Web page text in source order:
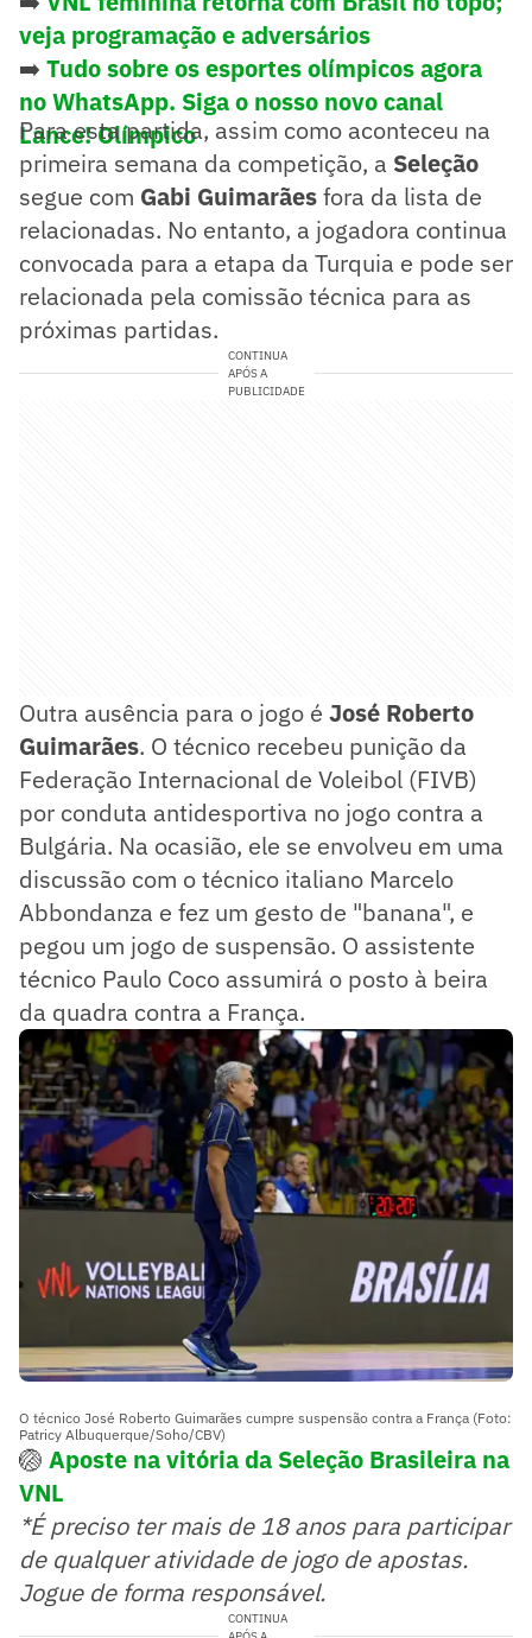
veja programação e adversários
➡️ Tudo sobre os esportes olímpicos agora
no WhatsApp. Siga o nosso novo canal
Lance! Olímpico
Para esta partida, assim como aconteceu na
primeira semana da competição, a Seleção
segue com Gabi Guimarãesfora da lista de
relacionadas. No entanto, a jogadora continua
convocada para a etapa da Turquia e pode ser
relacionada pela comissão técnica para as
próximas partidas.
CONTINUA
APÓS A
PUBLICIDADE
Outra ausência para o jogo é José Roberto
Guimarães. O técnico recebeu punição da
Federação Internacional de Voleibol (FIVB)
por conduta antidesportiva no jogo contra a
Bulgária. Na ocasião, ele se envolveu em uma
discussão com o técnico italiano Marcelo
Abbondanza e fez um gesto de "banana", e
pegou um jogo de suspensão. O assistente
técnico Paulo Coco assumirá o posto à beira
da quadra contra a França.
O técnico José Roberto Guimarães cumpre suspensão contra a França (Foto:
Patricy Albuquerque/Soho/CBV)
🏐 Aposte na vitória da Seleção Brasileira na
VNL
*É preciso ter mais de 18 anos para participar
de qualquer atividade de jogo de apostas.
Jogue de forma responsável.
CONTINUA